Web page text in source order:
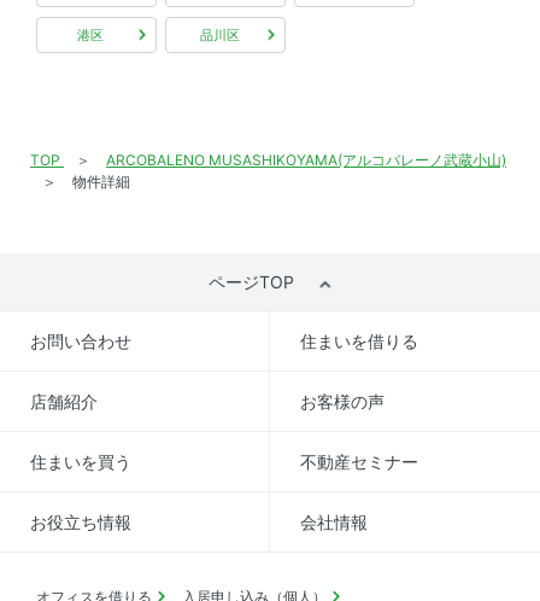
港区 品川区
TOP
ARCOBALENO MUSASHIKOYAMA(アルコバレーノ武蔵小山)
物件詳細
ページTOP
お問い合わせ 住まいを借りる
店舗紹介 お客様の声
住まいを買う 不動産セミナー
お役立ち情報 会社情報
オフィスを借りる
入居申し込み（個人）